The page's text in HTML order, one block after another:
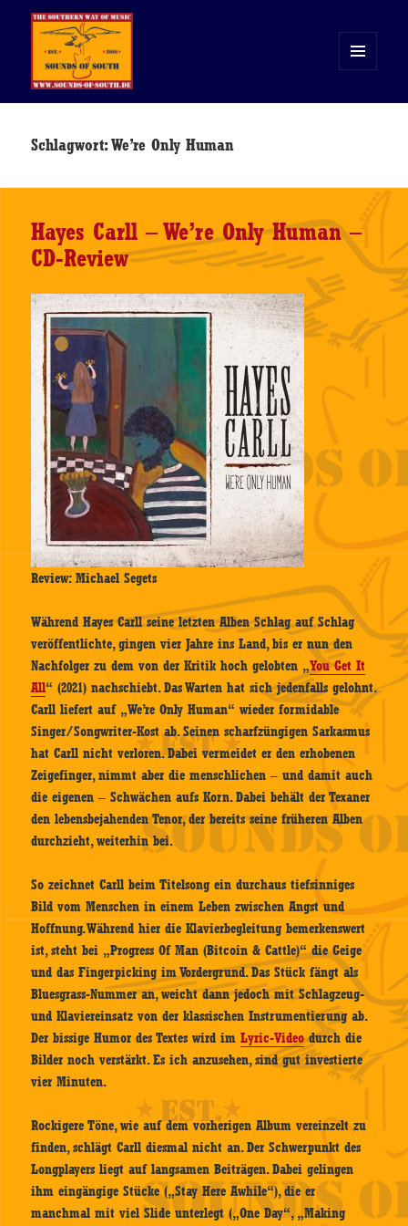
WIDGETS
Schlagwort:We’re Only Human
Hayes Carll – We’re Only Human –
CD-Review
Review: Michael Segets
Während Hayes Carll seine letzten Alben Schlag auf Schlag
veröffentlichte, gingen vier Jahre ins Land, bis er nun den
Nachfolger zu dem von der Kritik hoch gelobten „You Get It
All“ (2021) nachschiebt. Das Warten hat sich jedenfalls gelohnt.
Carll liefert auf „We’re Only Human“ wieder formidable
Singer/Songwriter-Kost ab. Seinen scharfzüngigen Sarkasmus
hat Carll nicht verloren. Dabei vermeidet er den erhobenen
Zeigefinger, nimmt aber die menschlichen – und damit auch
die eigenen – Schwächen aufs Korn. Dabei behält der Texaner
den lebensbejahenden Tenor, der bereits seine früheren Alben
durchzieht, weiterhin bei.
So zeichnet Carll beim Titelsong ein durchaus tiefsinniges
Bild vom Menschen in einem Leben zwischen Angst und
Hoffnung. Während hier die Klavierbegleitung bemerkenswert
ist, steht bei „Progress Of Man (Bitcoin & Cattle)“ die Geige
und das Fingerpicking im Vordergrund. Das Stück fängt als
Bluesgrass-Nummer an, weicht dann jedoch mit Schlagzeug-
und Klaviereinsatz von der klassischen Instrumentierung ab.
Der bissige Humor des Textes wird imLyric-Videodurch die
Bilder noch verstärkt. Es ich anzusehen, sind gut investierte
vier Minuten.
Rockigere Töne, wie auf dem vorherigen Album vereinzelt zu
finden, schlägt Carll diesmal nicht an. Der Schwerpunkt des
Longplayers liegt auf langsamen Beiträgen. Dabei gelingen
ihm eingängige Stücke („Stay Here Awhile“), die er
manchmal mit viel Slide unterlegt („One Day“, „Making